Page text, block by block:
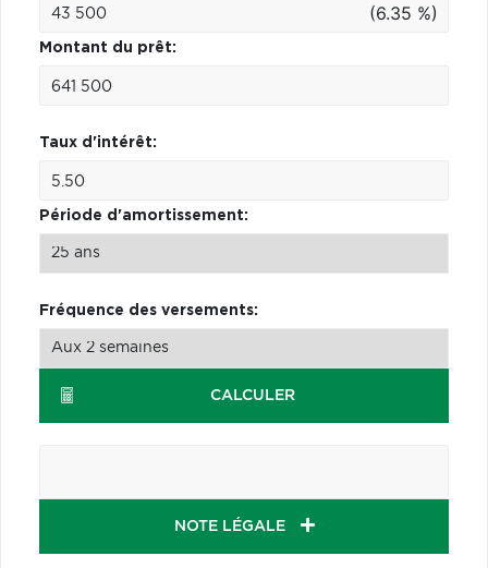
(6.35 %)
Montant du prêt:
Taux d'intérêt:
Période d'amortissement:
Fréquence des versements:
CALCULER
NOTE LÉGALE